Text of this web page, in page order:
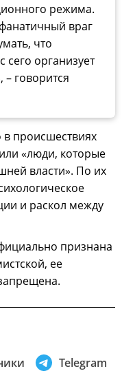
режима.
враг
что
сего организует
– говорится
в происшествиях
«люди, которые
власти». По их
и раскол между
признана
ее
Telegram